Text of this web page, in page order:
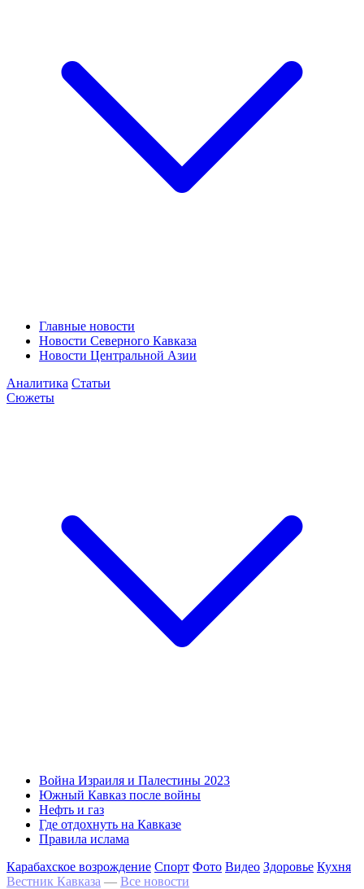
Главные новости
Новости Северного Кавказа
Новости Центральной Азии
Аналитика Статьи
Сюжеты
Война Израиля и Палестины 2023
Южный Кавказ после войны
Нефть и газ
Где отдохнуть на Кавказе
Правила ислама
Карабахское возрождение Спорт Фото Видео Здоровье Кухня
Вестник Кавказа — Все новости